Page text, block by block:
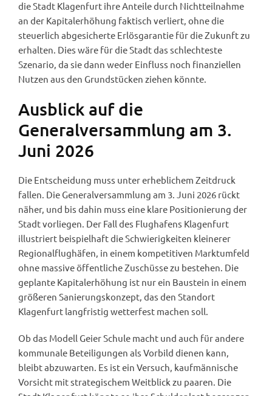
die Stadt Klagenfurt ihre Anteile durch Nichtteilnahme
an der Kapitalerhöhung faktisch verliert, ohne die
steuerlich abgesicherte Erlösgarantie für die Zukunft zu
erhalten. Dies wäre für die Stadt das schlechteste
Szenario, da sie dann weder Einfluss noch finanziellen
Nutzen aus den Grundstücken ziehen könnte.
Ausblick auf die
Generalversammlung am 3.
Juni 2026
Die Entscheidung muss unter erheblichem Zeitdruck
fallen. Die Generalversammlung am 3. Juni 2026 rückt
näher, und bis dahin muss eine klare Positionierung der
Stadt vorliegen. Der Fall des Flughafens Klagenfurt
illustriert beispielhaft die Schwierigkeiten kleinerer
Regionalflughäfen, in einem kompetitiven Marktumfeld
ohne massive öffentliche Zuschüsse zu bestehen. Die
geplante Kapitalerhöhung ist nur ein Baustein in einem
größeren Sanierungskonzept, das den Standort
Klagenfurt langfristig wetterfest machen soll.
Ob das Modell Geier Schule macht und auch für andere
kommunale Beteiligungen als Vorbild dienen kann,
bleibt abzuwarten. Es ist ein Versuch, kaufmännische
Vorsicht mit strategischem Weitblick zu paaren. Die